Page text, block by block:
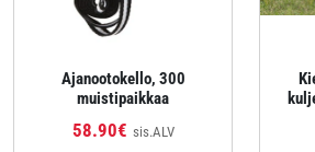
Ajanootokello, 300
muistipaikkaa
58.90€ sis.ALV